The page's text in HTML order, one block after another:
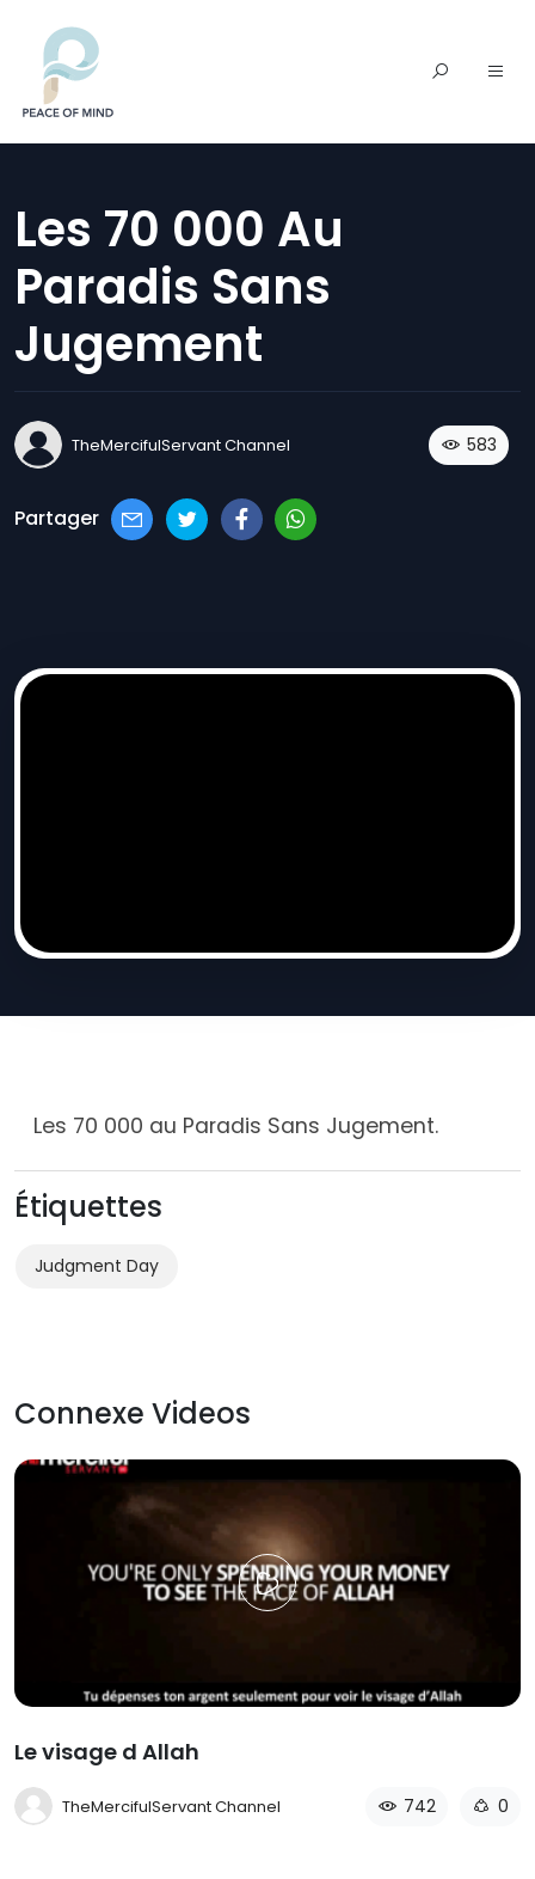
Les 70 000 Au
Paradis Sans
Jugement
TheMercifulServant Channel 583
Partager
Les 70 000 au Paradis Sans Jugement.
Étiquettes
Judgment Day
Connexe Videos
Le visage d Allah
TheMercifulServant Channel 742 0